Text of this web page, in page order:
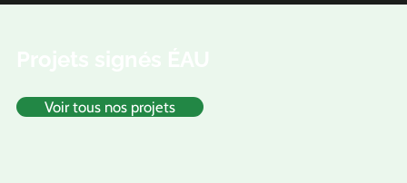
Voir tous nos projets